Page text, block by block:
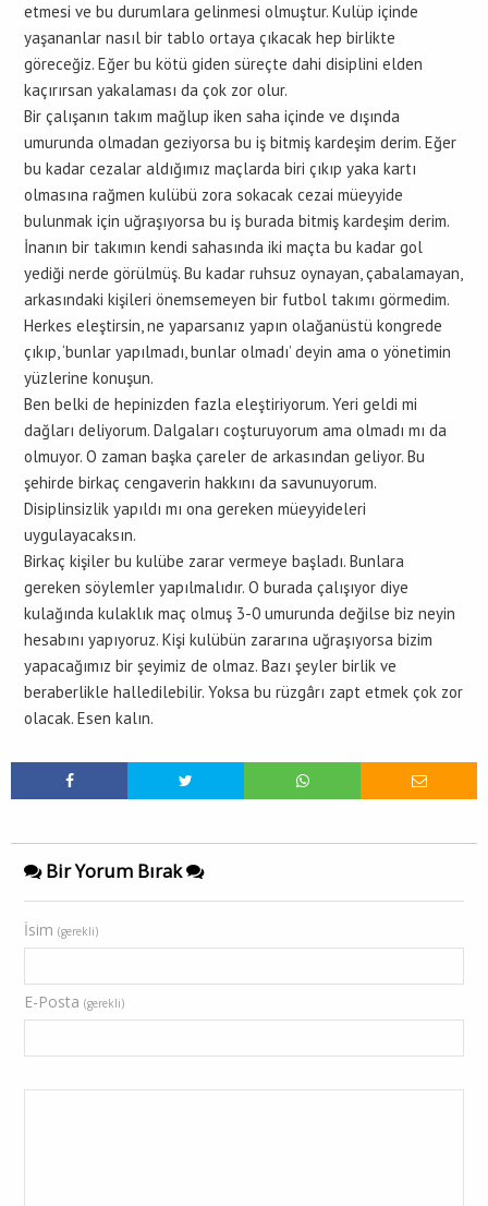
etmesi ve bu durumlara gelinmesi olmuştur. Kulüp içinde
yaşananlar nasıl bir tablo ortaya çıkacak hep birlikte
göreceğiz. Eğer bu kötü giden süreçte dahi disiplini elden
kaçırırsan yakalaması da çok zor olur.
Bir çalışanın takım mağlup iken saha içinde ve dışında
umurunda olmadan geziyorsa bu iş bitmiş kardeşim derim. Eğer
bu kadar cezalar aldığımız maçlarda biri çıkıp yaka kartı
olmasına rağmen kulübü zora sokacak cezai müeyyide
bulunmak için uğraşıyorsa bu iş burada bitmiş kardeşim derim.
İnanın bir takımın kendi sahasında iki maçta bu kadar gol
yediği nerde görülmüş. Bu kadar ruhsuz oynayan, çabalamayan,
arkasındaki kişileri önemsemeyen bir futbol takımı görmedim.
Herkes eleştirsin, ne yaparsanız yapın olağanüstü kongrede
çıkıp, ‘bunlar yapılmadı, bunlar olmadı’ deyin ama o yönetimin
yüzlerine konuşun.
Ben belki de hepinizden fazla eleştiriyorum. Yeri geldi mi
dağları deliyorum. Dalgaları coşturuyorum ama olmadı mı da
olmuyor. O zaman başka çareler de arkasından geliyor. Bu
şehirde birkaç cengaverin hakkını da savunuyorum.
Disiplinsizlik yapıldı mı ona gereken müeyyideleri
uygulayacaksın.
Birkaç kişiler bu kulübe zarar vermeye başladı. Bunlara
gereken söylemler yapılmalıdır. O burada çalışıyor diye
kulağında kulaklık maç olmuş 3-0 umurunda değilse biz neyin
hesabını yapıyoruz. Kişi kulübün zararına uğraşıyorsa bizim
yapacağımız bir şeyimiz de olmaz. Bazı şeyler birlik ve
beraberlikle halledilebilir. Yoksa bu rüzgârı zapt etmek çok zor
olacak. Esen kalın.
Bir Yorum Bırak
İsim (gerekli)
E-Posta (gerekli)